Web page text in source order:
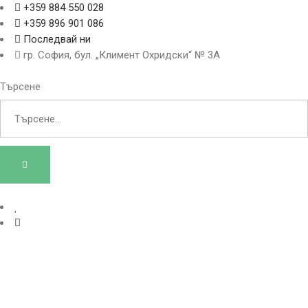
+359 884 550 028
+359 896 901 086
Последвай ни
гр. София, бул. „Климент Охридски“ № 3A
Търсене